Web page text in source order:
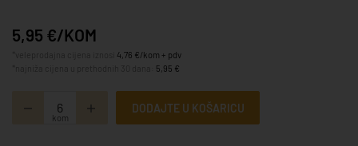
5,95 €/KOM
4,76 €/kom + pdv
5,95 €
kom
DODAJTE U KOŠARICU